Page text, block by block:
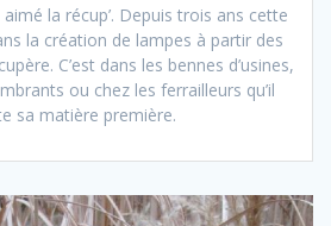
la récup’. Depuis trois ans cette
la création de lampes à partir des
C’est dans les bennes d’usines,
ou chez les ferrailleurs qu’il
sa matière première.